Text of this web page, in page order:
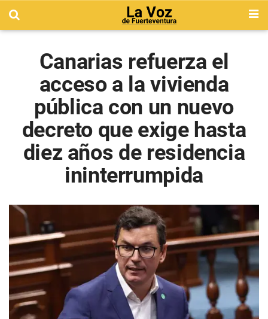
Canarias refuerza el
acceso a la vivienda
pública con un nuevo
decreto que exige hasta
diez años de residencia
ininterrumpida